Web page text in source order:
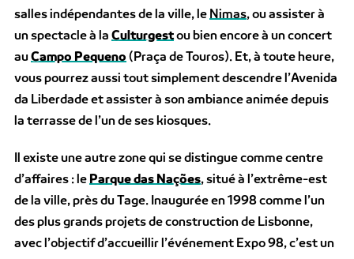
salles indépendantes de la ville, le Nimas, ou assister à
un spectacle à la Culturgestou bien encore à un concert
auCampo Pequeno (Praça de Touros). Et, à toute heure,
vous pourrez aussi tout simplement descendre l’Avenida
da Liberdade et assister à son ambiance animée depuis
la terrasse de l’un de ses kiosques.
Il existe une autre zone qui se distingue comme centre
d’affaires : le Parque das Nações, situé à l’extrême-est
de la ville, près du Tage. Inaugurée en 1998 comme l’un
des plus grands projets de construction de Lisbonne,
avec l’objectif d’accueillir l’événement Expo 98, c’est un